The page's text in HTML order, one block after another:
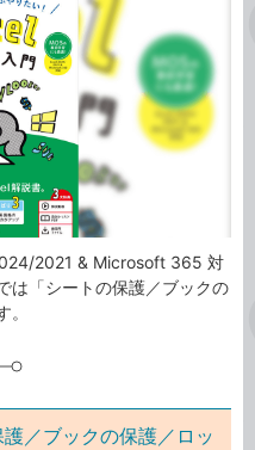
2021 & Microsoft 365 対
は「シートの保護／ブックの
／ブックの保護／ロッ